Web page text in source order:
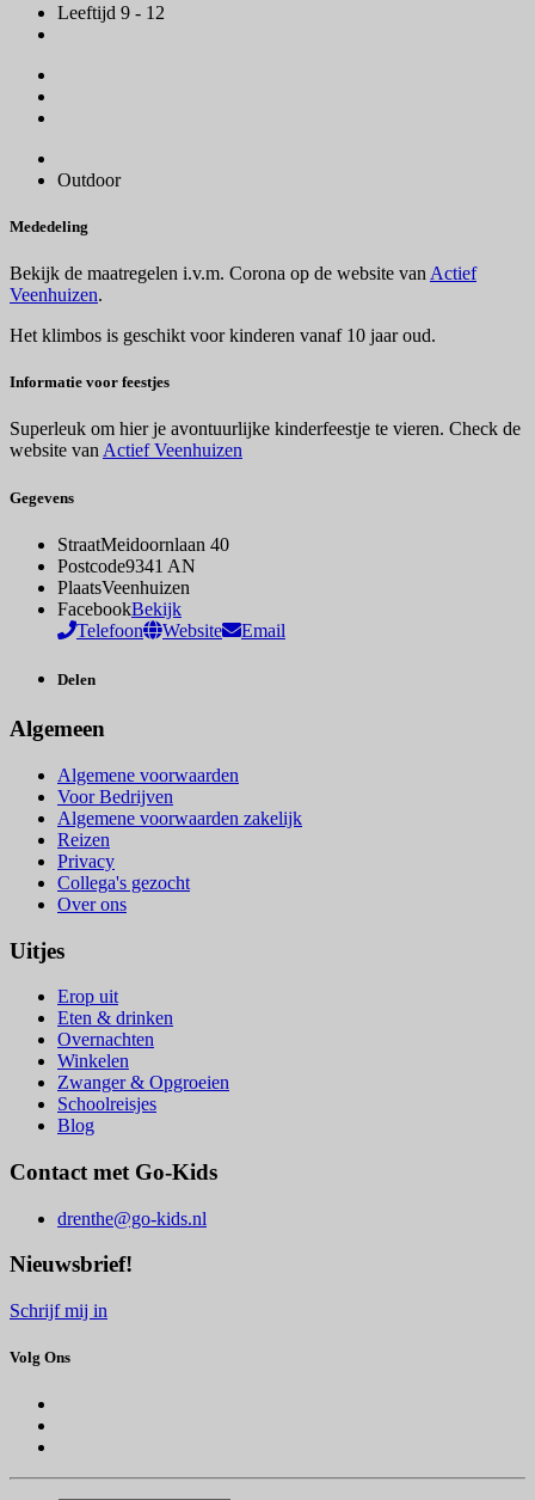
Leeftijd 9 - 12
Outdoor
Mededeling
Bekijk de maatregelen i.v.m. Corona op de website van Actief
Veenhuizen.
Het klimbos is geschikt voor kinderen vanaf 10 jaar oud.
Informatie voor feestjes
Superleuk om hier je avontuurlijke kinderfeestje te vieren. Check de
website vanActief Veenhuizen
Gegevens
StraatMeidoornlaan 40
Postcode9341 AN
PlaatsVeenhuizen
FacebookBekijk
Telefoon
Website Email
Delen
Algemeen
Algemene voorwaarden
Voor Bedrijven
Algemene voorwaarden zakelijk
Reizen
Privacy
Collega's gezocht
Over ons
Uitjes
Erop uit
Eten & drinken
Overnachten
Winkelen
Zwanger & Opgroeien
Schoolreisjes
Blog
Contact met Go-Kids
drenthe@go-kids.nl
Nieuwsbrief!
Schrijf mij in
Volg Ons